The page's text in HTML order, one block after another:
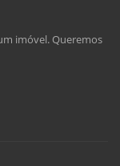
imóvel. Queremos